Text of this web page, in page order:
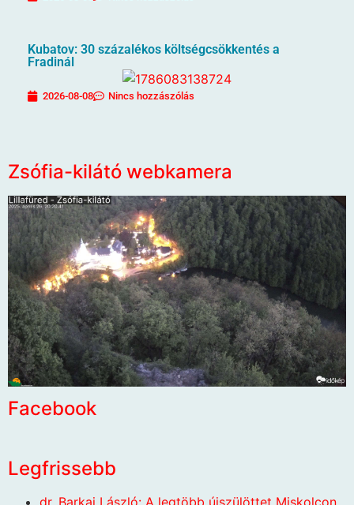
Kubatov: 30 százalékos költségcsökkentés a
Fradinál
2026-08-08 Nincs hozzászólás
Zsófia-kilátó webkamera
Facebook
Legfrissebb